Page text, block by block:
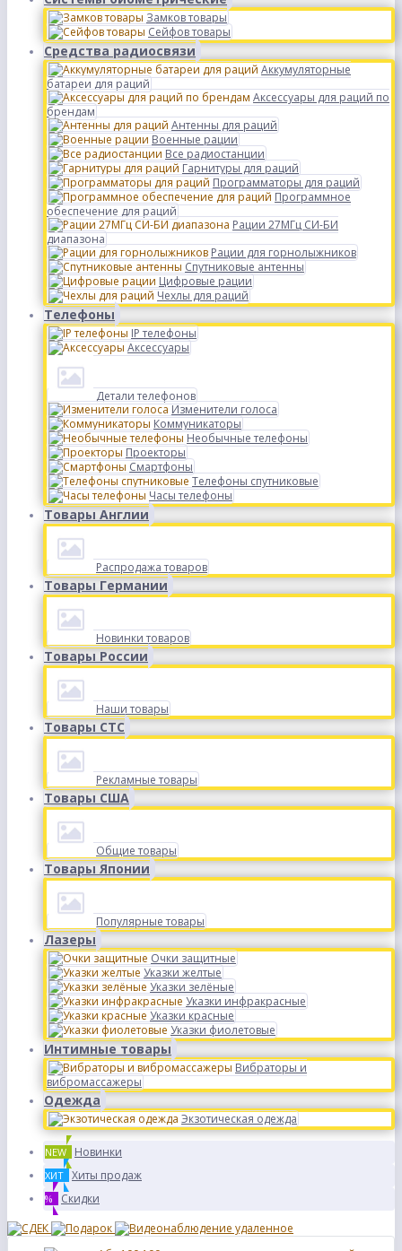
Замков товары
Сейфов товары
Средства радиосвязи
Аккумуляторные
батареи для раций
Аксессуары для раций по
брендам
Антенны для раций
Военные рации
Все радиостанции
Гарнитуры для раций
Программаторы для раций
Программное
обеспечение для раций
Рации 27МГц СИ-БИ
диапазона
Рации для горнолыжников
Спутниковые антенны
Цифровые рации
Чехлы для раций
Телефоны
IP телефоны
Аксессуары
Детали телефонов
Изменители голоса
Коммуникаторы
Необычные телефоны
Проекторы
Смартфоны
Телефоны спутниковые
Часы телефоны
Товары Англии
Распродажа товаров
Товары Германии
Новинки товаров
Товары России
Наши товары
Товары СТС
Рекламные товары
Товары США
Общие товары
Товары Японии
Популярные товары
Лазеры
Очки защитные
Указки желтые
Указки зелёные
Указки инфракрасные
Указки красные
Указки фиолетовые
Интимные товары
Вибраторы и
вибромассажеры
Одежда
Экзотическая одежда
NEW Новинки
ХИТ Хиты продаж
% Скидки